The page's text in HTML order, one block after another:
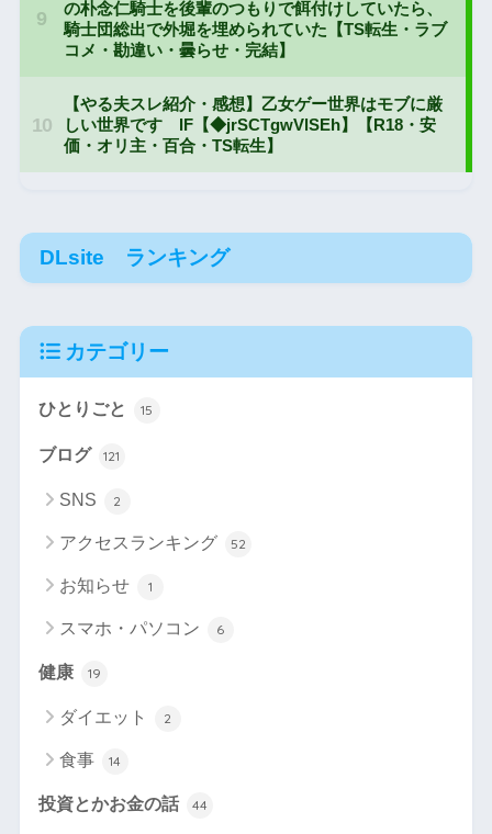
DLsite ランキング
カテゴリー
ひとりごと 15
ブログ 121
SNS 2
アクセスランキング 52
お知らせ 1
スマホ・パソコン 6
健康 19
ダイエット 2
食事 14
投資とかお金の話 44